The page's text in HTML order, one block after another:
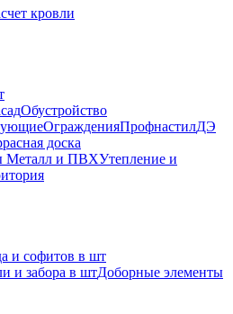
кровли
Обустройство
ОгражденияПрофнастилДЭ
доска
Металл и ПВХУтепление и
и софитов в шт
и забора в штДоборные элементы